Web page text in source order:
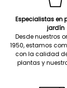
Especialistas en
jardín
Desde nuestros
1950, estamos
con la calidad
plantas y